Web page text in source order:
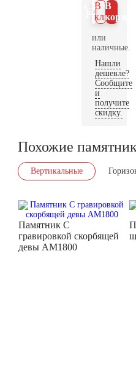
В
В 1
клик
или
наличные.
Нашли
дешевле?
Сообщите
и
получите
скидку.
Похожие
Вертикальные
Памятник С
гравировкой скорбящей
девы AM1800